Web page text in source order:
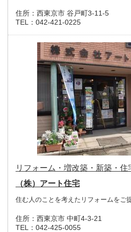
住所： 西東京市 谷戸町3-11-5
TEL： 042-421-0225
リフォーム・増改築・新築・住
（株）アート住宅
住む人のことを考えたリフォームをご
住所： 西東京市 中町4-3-21
TEL： 042-425-0055